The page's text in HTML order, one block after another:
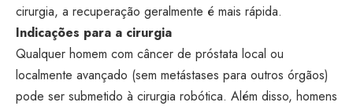
cirurgia, a recuperação geralmente é mais rápida.
Indicações para a cirurgia
Qualquer homem com câncer de próstata local ou
localmente avançado (sem metástases para outros órgãos)
pode ser submetido à cirurgia robótica. Além disso, homens